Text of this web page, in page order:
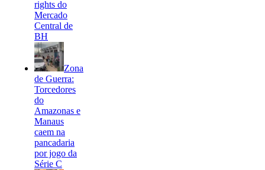
rights do
Mercado
Central de
BH
Zona
de Guerra:
Torcedores
do
Amazonas e
Manaus
caem na
pancadaria
por jogo da
Série C